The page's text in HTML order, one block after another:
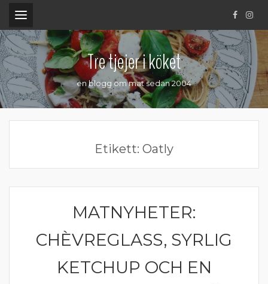
.
Tre tjejer i köket
en blogg om mat sedan 2004
Etikett: Oatly
MATNYHETER:
CHÈVREGLASS, SYRLIG
KETCHUP OCH EN